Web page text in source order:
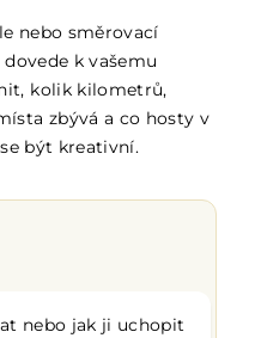
nebo směrovací
k vašemu
kolik kilometrů,
zbývá a co hosty v
být kreativní.
nebo jak ji uchopit